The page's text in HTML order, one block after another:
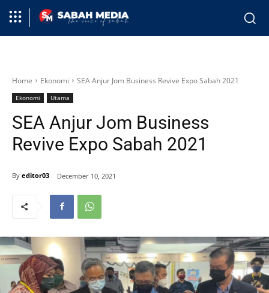
Home Ekonomi SEA Anjur Jom Business Revive Expo Sabah 2021
Ekonomi Utama
SEA Anjur Jom Business
Revive Expo Sabah 2021
By editor03 December 10, 2021